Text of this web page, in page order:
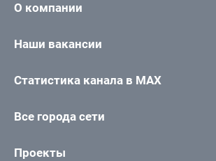
О компании
Наши вакансии
Статистика канала в MAX
Все города сети
Проекты